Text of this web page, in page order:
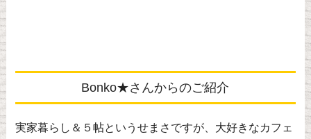
Bonko★さんからのご紹介
実家暮らし＆５帖というせまさですが、大好きなカフェ